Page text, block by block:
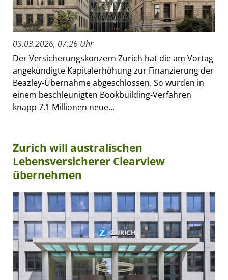
03.03.2026, 07:26 Uhr
Der Versicherungskonzern Zurich hat die am Vortag
angekündigte Kapitalerhöhung zur Finanzierung der
Beazley-Übernahme abgeschlossen. So wurden in
einem beschleunigten Bookbuilding-Verfahren
knapp 7,1 Millionen neue...
Zurich will australischen
Lebensversicherer Clearview
übernehmen